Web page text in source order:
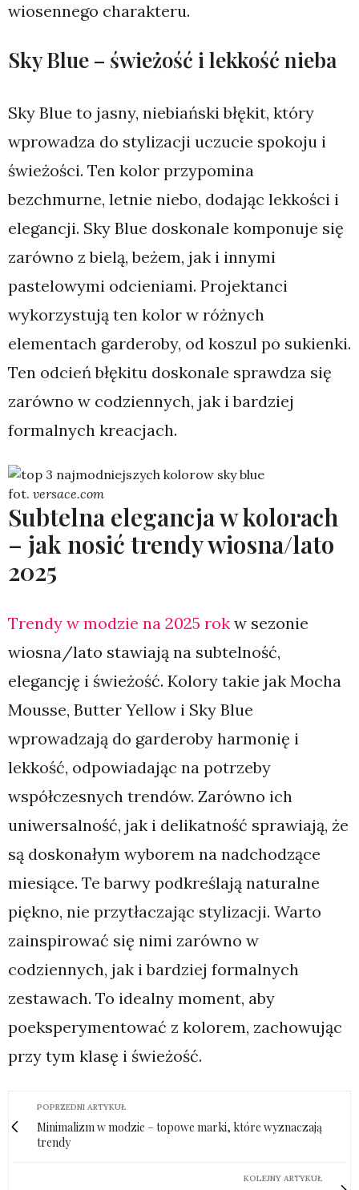
wiosennego charakteru.
Sky Blue – świeżość i lekkość nieba
Sky Blue to jasny, niebiański błękit, który
wprowadza do stylizacji uczucie spokoju i
świeżości. Ten kolor przypomina
bezchmurne, letnie niebo, dodając lekkości i
elegancji. Sky Blue doskonale komponuje się
zarówno z bielą, beżem, jak i innymi
pastelowymi odcieniami. Projektanci
wykorzystują ten kolor w różnych
elementach garderoby, od koszul po sukienki.
Ten odcień błękitu doskonale sprawdza się
zarówno w codziennych, jak i bardziej
formalnych kreacjach.
fot. versace.com
Subtelna elegancja w kolorach
– jak nosić trendy wiosna/lato
2025
Trendy w modzie na 2025 rok w sezonie
wiosna/lato stawiają na subtelność,
elegancję i świeżość. Kolory takie jak Mocha
Mousse, Butter Yellow i Sky Blue
wprowadzają do garderoby harmonię i
lekkość, odpowiadając na potrzeby
współczesnych trendów. Zarówno ich
uniwersalność, jak i delikatność sprawiają, że
są doskonałym wyborem na nadchodzące
miesiące. Te barwy podkreślają naturalne
piękno, nie przytłaczając stylizacji. Warto
zainspirować się nimi zarówno w
codziennych, jak i bardziej formalnych
zestawach. To idealny moment, aby
poeksperymentować z kolorem, zachowując
przy tym klasę i świeżość.
POPRZEDNI ARTYKUŁ
Minimalizm w modzie – topowe marki, które wyznaczają
trendy
KOLEJNY ARTYKUŁ